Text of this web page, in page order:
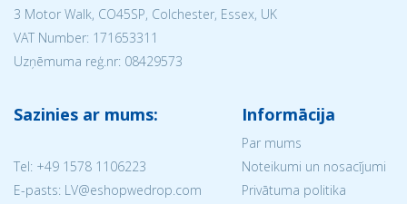
3 Motor Walk, CO45SP, Colchester, Essex, UK
VAT Number: 171653311
Uzņēmuma reģ.nr: 08429573
Sazinies ar mums:
Tel: +49 1578 1106223
E-pasts: LV@eshopwedrop.com
Informācija
Par mums
Noteikumi un nosacījumi
Privātuma politika